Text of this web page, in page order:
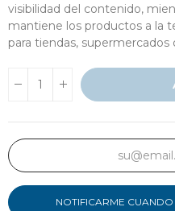
visibilidad del contenido,
mantiene los productos a la
para tiendas,
NOTIFICARME